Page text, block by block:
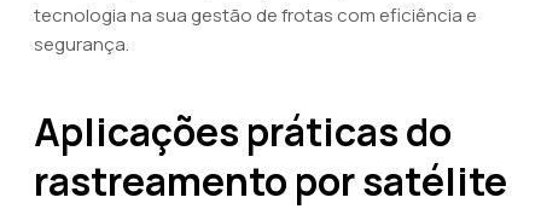
tecnologia na sua gestão de frotas com eficiência e
segurança.
Aplicações práticas do
rastreamento por satélite